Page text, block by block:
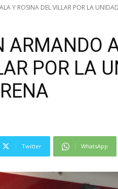
Y ROSINA DEL VILLAR POR LA
ARMANDO
POR LA
Twitter WhatsApp